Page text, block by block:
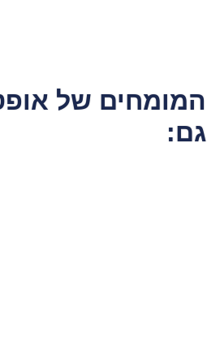
המומחים של
גם: